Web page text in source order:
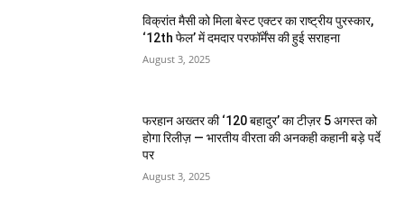
विक्रांत मैसी को मिला बेस्ट एक्टर का राष्ट्रीय पुरस्कार,
‘12th फेल’ में दमदार परफॉर्मेंस की हुई सराहना
August 3, 2025
फरहान अख्तर की ‘120 बहादुर’ का टीज़र 5 अगस्त को
होगा रिलीज़ — भारतीय वीरता की अनकही कहानी बड़े पर्दे
पर
August 3, 2025